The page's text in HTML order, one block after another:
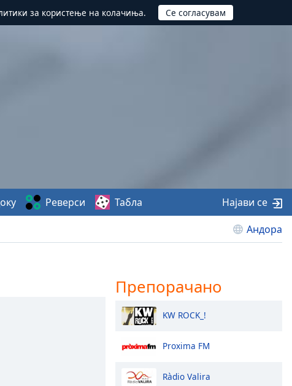
за користење на колачиња.
Андора
Реверси Табла Најави се
Препорачано
KW ROCK_!
Proxima FM
Ràdio Valira